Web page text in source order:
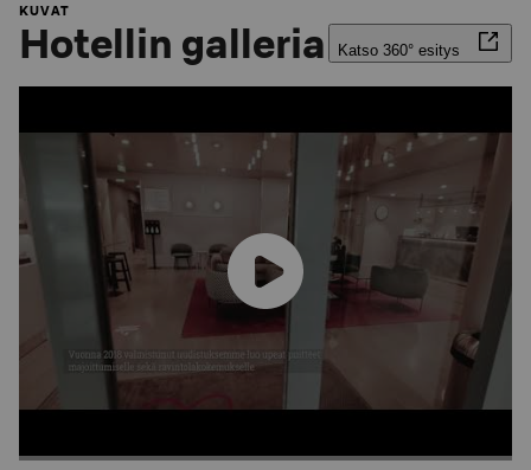
KUVAT
Hotellin galleria Katso 360° esitys